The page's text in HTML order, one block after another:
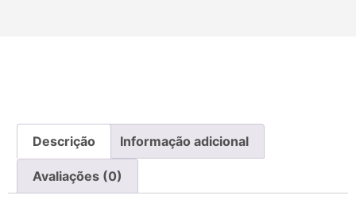
Descrição Informação adicional
Avaliações (0)